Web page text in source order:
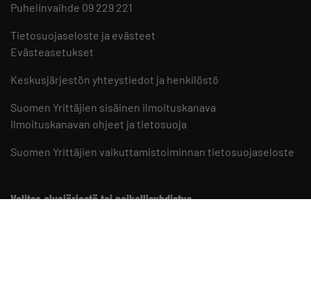
Puhelinvaihde 09 229 221
Tietosuojaseloste ja evästeet
Evästeasetukset
Keskusjärjestön yhteystiedot ja henkilöstö
Suomen Yrittäjien sisäinen ilmoituskanava
Ilmoituskanavan ohjeet ja tietosuoja
Suomen Yrittäjien vaikuttamistoiminnan tietosuojaseloste
Valitse aluejärjestö tai paikallisyhdistys